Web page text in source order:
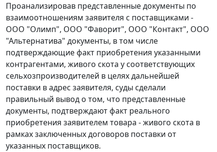
Проанализировав представленные документы по
взаимоотношениям заявителя с поставщиками -
ООО "Олимп", ООО "Фаворит", ООО "Контакт", ООО
"Альтернатива" документы, в том числе
подтверждающие факт приобретения указанными
контрагентами, живого скота у соответствующих
сельхозпроизводителей в целях дальнейшей
поставки в адрес заявителя, суды сделали
правильный вывод о том, что представленные
документы, подтверждают факт реального
приобретения заявителем товара - живого скота в
рамках заключенных договоров поставки от
указанных поставщиков.